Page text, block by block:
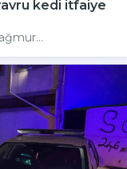
kedi itfaiye